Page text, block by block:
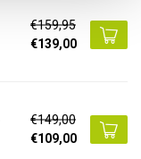
€159,95
€139,00
€149,00
€109,00